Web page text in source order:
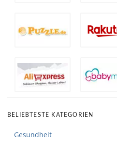
BELIEBTESTE KATEGORIEN
Gesundheit